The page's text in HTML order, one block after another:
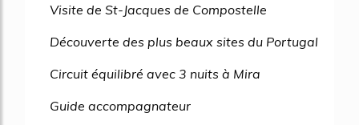
Visite de St-Jacques de Compostelle
Découverte des plus beaux sites du Portugal
Circuit équilibré avec 3 nuits à Mira
Guide accompagnateur